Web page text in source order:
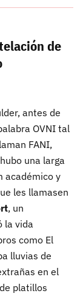
de
antes de
OVNI tal
FANI,
una larga
académico y
les llamasen
, un
la vida
como El
lluvias de
en el
platillos